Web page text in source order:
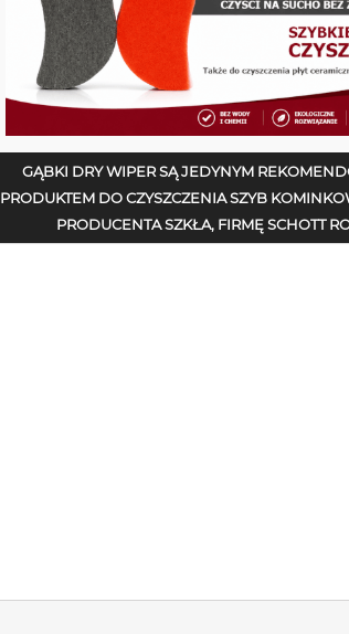
GĄBKI DRY WIPER SĄ JEDYNYM
PRODUKTEM DO CZYSZCZENIA SZYB
PRODUCENTA SZKŁA, FIRMĘ SCHOTT